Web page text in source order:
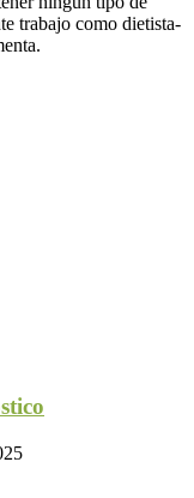
trabajo como dietista-